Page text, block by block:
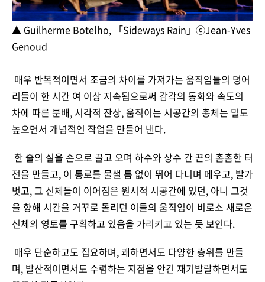
▲ Guilherme Botelho, 「Sideways Rain」ⓒJean-Yves
Genoud
매우 반복적이면서 조금의 차이를 가져가는 움직임들의 덩어
리들이 한 시간 여 이상 지속됨으로써 감각의 동화와 속도의
차에 따른 분배, 시각적 잔상, 움직이는 시공간의 총체는 밀도
높으면서 개념적인 작업을 만들어 낸다.
한 줄의 실을 손으로 끌고 오며 하수와 상수 간 끈의 촘촘한 터
전을 만들고, 이 통로를 물샐 틈 없이 뛰어 다니며 메우고, 발가
벗고, 그 신체들이 이어짐은 원시적 시공간에 있던, 아니 그것
을 향해 시간을 거꾸로 돌리던 이들의 움직임이 비로소 새로운
신체의 영토를 구획하고 있음을 가리키고 있는 듯 보인다.
매우 단순하고도 집요하며, 쾌하면서도 다양한 층위를 만들
며, 발산적이면서도 수렴하는 지점을 안긴 재기발랄하면서도